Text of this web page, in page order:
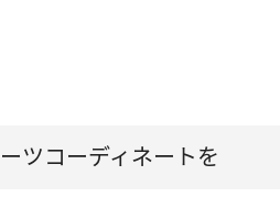
ツコーディネートを